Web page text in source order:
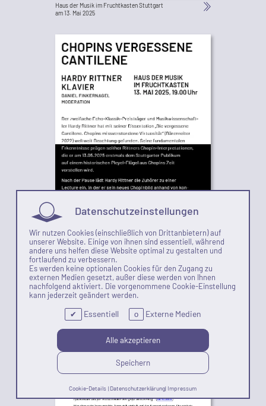
Haus der Musik im Fruchtkasten Stuttgart
am 13. Mai 2025
Datenschutzeinstellungen
Wir nutzen Cookies (einschließlich von Drittanbietern) auf
unserer Website. Einige von ihnen sind essentiell, während
andere uns helfen diese Website optimal zu gestalten und
fortlaufend zu verbessern.
Es werden keine optionalen Cookies für den Zugang zu
externen Medien gesetzt, außer diese werden von Ihnen
nachfolgend aktiviert. Die vorgenommene Cookie-Einstellung
kann jederzeit geändert werden.
✔ Essentiell o Externe Medien
Alle akzeptieren
Speichern
Cookie-Details |Datenschutzerklärung| Impressum